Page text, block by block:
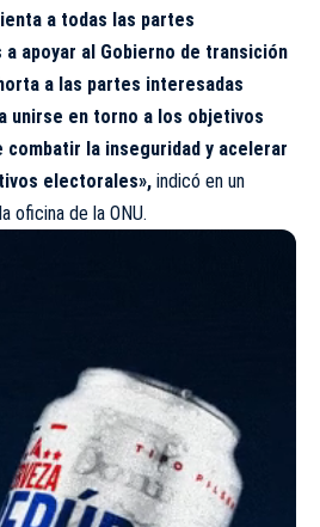
a todas las partes
a apoyar al Gobierno de transición
a las partes interesadas
unirse en torno a los objetivos
combatir la inseguridad y acelerar
electorales», indicó en un
oficina de la ONU.